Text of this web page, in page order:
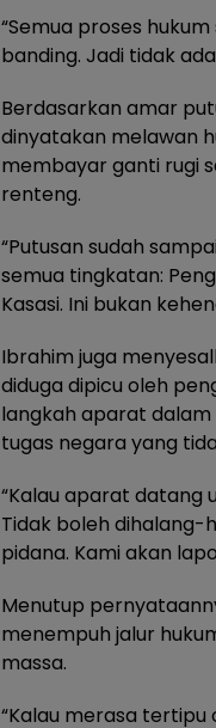
“Semua proses
banding. Jadi tidak
Berdasarkan amar
dinyatakan melawan
membayar ganti rugi
renteng.
“Putusan sudah
semua tingkatan:
Kasasi. Ini bukan
Ibrahim juga
diduga dipicu oleh
langkah aparat dalam
tugas negara yang
“Kalau aparat datang
Tidak boleh dihalang-
pidana. Kami akan
Menutup
menempuh jalur
massa.
“Kalau merasa tertipu